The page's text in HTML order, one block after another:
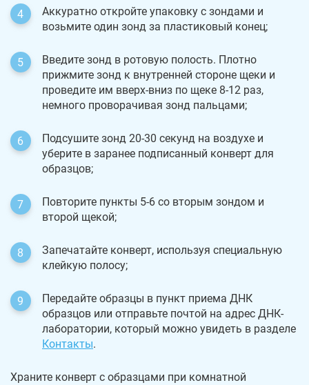
Аккуратно откройте упаковку с зондами и
возьмите один зонд за пластиковый конец;
Введите зонд в ротовую полость. Плотно
прижмите зонд к внутренней стороне щеки и
проведите им вверх-вниз по щеке 8-12 раз,
немного проворачивая зонд пальцами;
Подсушите зонд 20-30 секунд на воздухе и
уберите в заранее подписанный конверт для
образцов;
Повторите пункты 5-6 со вторым зондом и
второй щекой;
Запечатайте конверт, используя специальную
клейкую полосу;
Передайте образцы в пункт приема ДНК
образцов или отправьте почтой на адрес ДНК-
лаборатории, который можно увидеть в разделе
Контакты.
Храните конверт с образцами при комнатной